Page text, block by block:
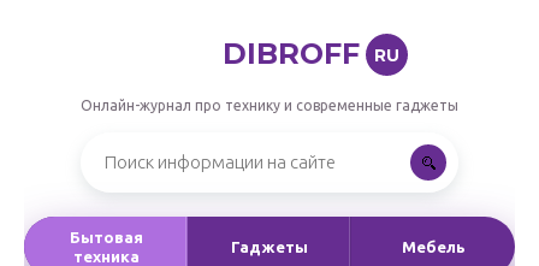
DIBROFF RU
Онлайн-журнал про технику и современные гаджеты
Бытовая
техника
Гаджеты Мебель